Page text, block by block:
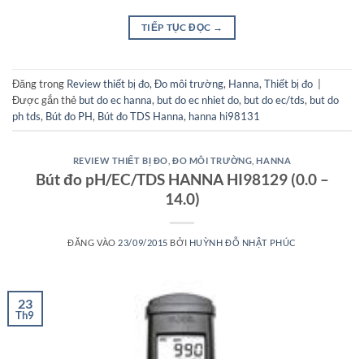
TIẾP TỤC ĐỌC →
Đăng trong Review thiết bị đo, Đo môi trường, Hanna, Thiết bị đo
Được gắn thẻ but do ec hanna, but do ec nhiet do, but do ec/tds, but do
ph tds, Bút đo PH, Bút đo TDS Hanna, hanna hi98131
REVIEW THIẾT BỊ ĐO ĐO MÔI TRƯỜNG ,HANNA
Bút đo pH/EC/TDS HANNA HI98129 (0.0 –
14.0)
ĐĂNG VÀO 23/09/2015 BỞI HUỲNH ĐỖ NHẬT PHÚC
23
Th9